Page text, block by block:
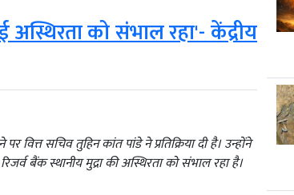
को संभाल रहा'- केंद्रीय
सचिव तुहिन कांत पांडे ने प्रतिक्रिया दी है। उन्होंने
बैंक स्थानीय मुद्रा की अस्थिरता को संभाल रहा है।